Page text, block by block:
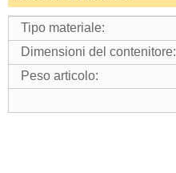
Tipo materiale:
Dimensioni del contenitore:
Peso articolo: